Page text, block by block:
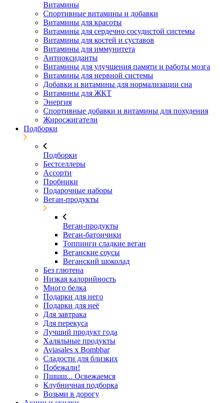
Витамины
Спортивные витамины и добавки
Витамины для красоты
Витамины для сердечно сосудистой системы
Витамины для костей и суставов
Витамины для иммунитета
Антиоксиданты
Витамины для улучшения памяти и работы мозга
Витамины для нервной системы
Добавки и витамины для нормализации сна
Витамины для ЖКТ
Энергия
Спортивные добавки и витамины для похудения
Жиросжигатели
Подборки
Подборки
Бестселлеры
Ассорти
Пробники
Подарочные наборы
Веган-продукты
Веган-продукты
Веган-батончики
Топпинги сладкие веган
Веганские соусы
Веганский шоколад
Без глютена
Низкая калорийность
Много белка
Подарки для него
Подарки для неё
Для завтрака
Для перекуса
Лучший продукт года
Халяльные продукты
Aviasales x Bombbar
Сладости для близких
Побежали!
Пшшш... Освежаемся
Клубничная подборка
Возьми в дорогу